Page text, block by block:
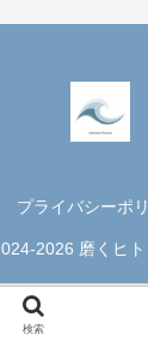
プライバシーポ
2026 磨くヒト
検索